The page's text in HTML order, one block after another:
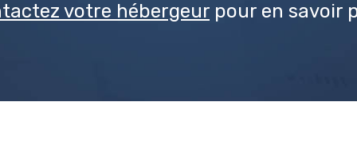
votre hébergeur pour en savoir